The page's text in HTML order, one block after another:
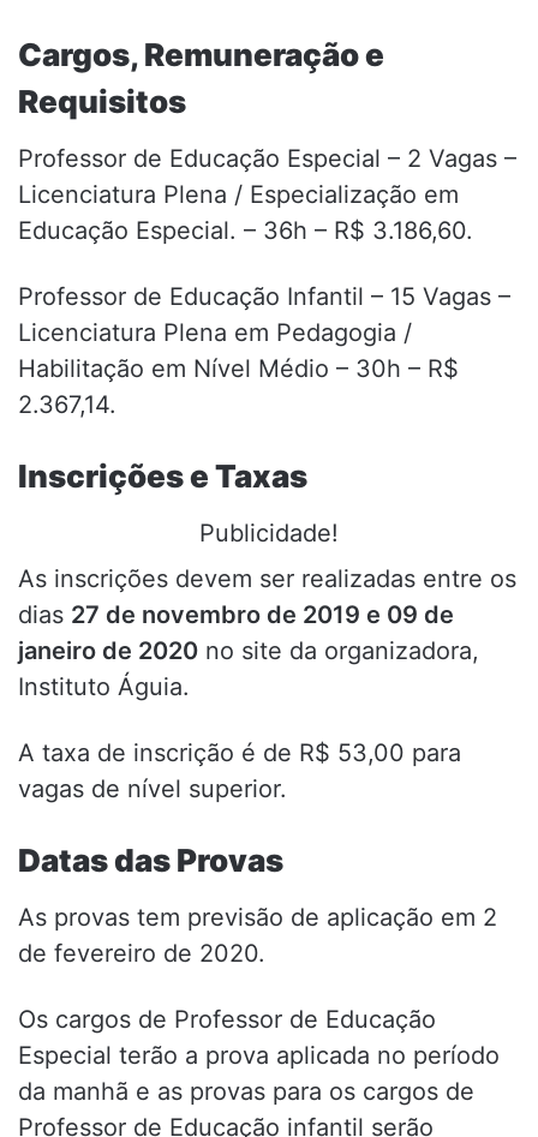
Cargos, Remuneração e
Requisitos
Professor de Educação Especial – 2 Vagas –
Licenciatura Plena / Especialização em
Educação Especial. – 36h – R$ 3.186,60.
Professor de Educação Infantil – 15 Vagas –
Licenciatura Plena em Pedagogia /
Habilitação em Nível Médio – 30h – R$
2.367,14.
Inscrições e Taxas
Publicidade!
As inscrições devem ser realizadas entre os
dias 27 de novembro de 2019 e 09 de
janeiro de 2020 no site da organizadora,
Instituto Águia.
A taxa de inscrição é de R$ 53,00 para
vagas de nível superior.
Datas das Provas
As provas tem previsão de aplicação em 2
de fevereiro de 2020.
Os cargos de Professor de Educação
Especial terão a prova aplicada no período
da manhã e as provas para os cargos de
Professor de Educação infantil serão